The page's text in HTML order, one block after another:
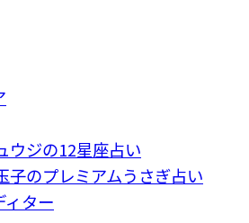
ウジの12星座占い
子のプレミアムうさぎ占い
ィター